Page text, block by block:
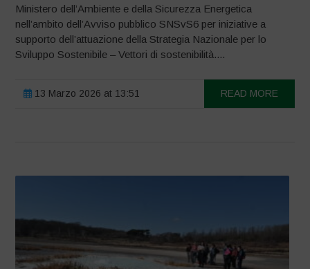
Ministero dell’Ambiente e della Sicurezza Energetica
nell’ambito dell’Avviso pubblico SNSvS6 per iniziative a
supporto dell’attuazione della Strategia Nazionale per lo
Sviluppo Sostenibile – Vettori di sostenibilità....
13 Marzo 2026 at 13:51 READ MORE